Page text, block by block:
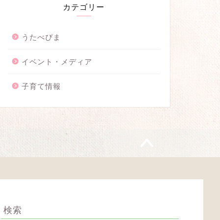
カテゴリー
うたべびま
イベント・メディア
子育て情報
検索